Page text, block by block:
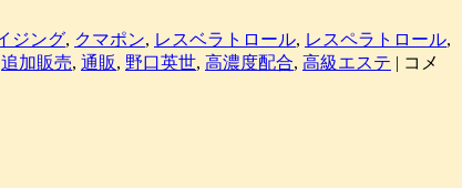
ジング, クマポン, レスベラトロール, レスペラトロール,
追加販売, 通販, 野口英世, 高濃度配合, 高級エステ | NHK
コメ